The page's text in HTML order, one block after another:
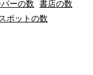
パーの数
書店の数
ポットの数